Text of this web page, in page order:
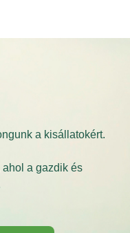
a kisállatokért.
ahol a gazdik és